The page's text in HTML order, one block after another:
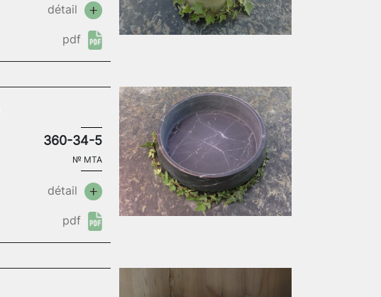
détail
pdf
360-34-5
№ MTA
détail
pdf